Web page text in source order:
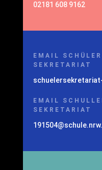
02181 608 9162
EMAIL
SEKRETARIAT
EMAIL
SEKRETARIAT